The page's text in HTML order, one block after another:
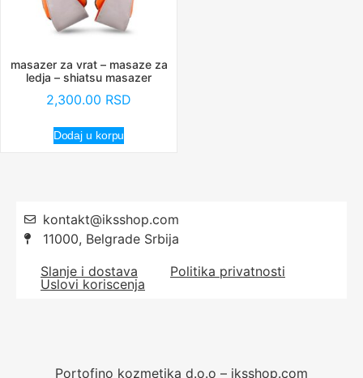
masazer za vrat – masaze za
ledja – shiatsu masazer
2,300.00 RSD
Dodaj u korpu
kontakt@iksshop.com
11000, Belgrade Srbija
Slanje i dostava
Politika privatnosti
Uslovi koriscenja
Portofino kozmetika d.o.o – iksshop.com